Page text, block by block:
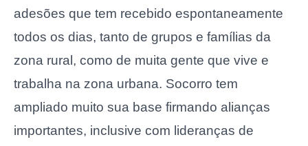
adesões que tem recebido espontaneamente
todos os dias, tanto de grupos e famílias da
zona rural, como de muita gente que vive e
trabalha na zona urbana. Socorro tem
ampliado muito sua base firmando alianças
importantes, inclusive com lideranças de